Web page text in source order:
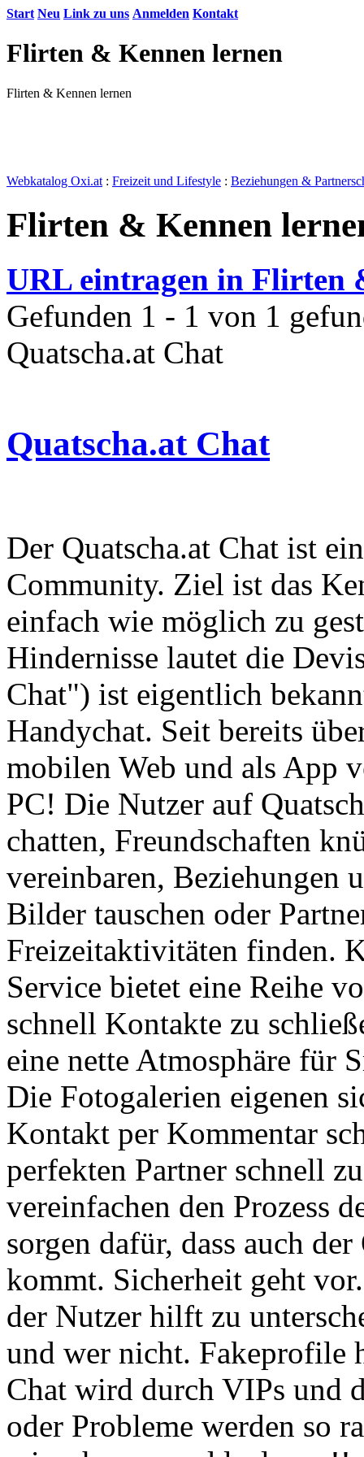
Start Neu Link zu uns Anmelden Kontakt
Flirten & Kennen lernen
Flirten & Kennen lernen
Webkatalog Oxi.at : Freizeit und Lifestyle : Beziehungen &
Flirten & Kennen
URL eintragen in Flirten
Gefunden 1 - 1 von 1
Quatscha.at Chat
Quatscha.at Chat
Der Quatscha.at Chat ist
Community. Ziel ist das
einfach wie möglich zu
Hindernisse lautet die
Chat") ist eigentlich
Handychat. Seit bereits
mobilen Web und als App
PC! Die Nutzer auf
chatten, Freundschaften
vereinbaren, Beziehungen
Bilder tauschen oder
Freizeitaktivitäten finden.
Service bietet eine Reihe
schnell Kontakte zu
eine nette Atmosphäre für
Die Fotogalerien eigenen
Kontakt per Kommentar
perfekten Partner schnell
vereinfachen den Prozess
sorgen dafür, dass auch
kommt. Sicherheit geht
der Nutzer hilft zu
und wer nicht. Fakeprofile
Chat wird durch VIPs und
oder Probleme werden so